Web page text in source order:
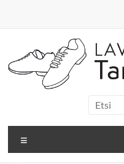
Tanssitossut
ry
Tanssitossujen